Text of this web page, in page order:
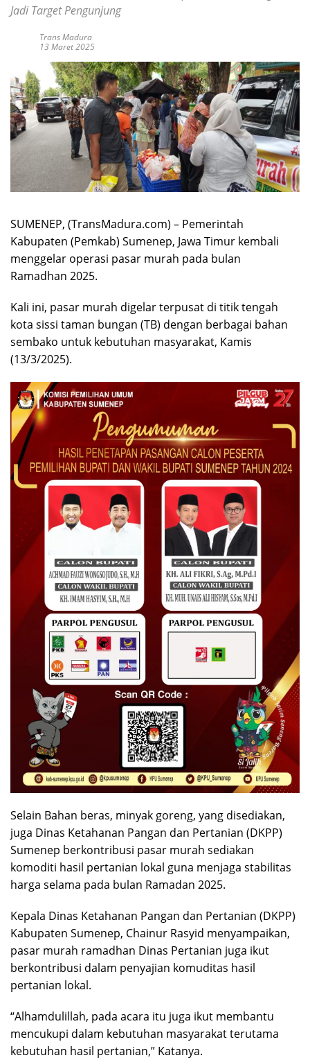
Jadi Target Pengunjung
Trans Madura
13 Maret 2025
SUMENEP, (TransMadura.com) – Pemerintah
Kabupaten (Pemkab) Sumenep, Jawa Timur kembali
menggelar operasi pasar murah pada bulan
Ramadhan 2025.
Kali ini, pasar murah digelar terpusat di titik tengah
kota sissi taman bungan (TB) dengan berbagai bahan
sembako untuk kebutuhan masyarakat, Kamis
(13/3/2025).
Selain Bahan beras, minyak goreng, yang disediakan,
juga Dinas Ketahanan Pangan dan Pertanian (DKPP)
Sumenep berkontribusi pasar murah sediakan
komoditi hasil pertanian lokal guna menjaga stabilitas
harga selama pada bulan Ramadan 2025.
Kepala Dinas Ketahanan Pangan dan Pertanian (DKPP)
Kabupaten Sumenep, Chainur Rasyid menyampaikan,
pasar murah ramadhan Dinas Pertanian juga ikut
berkontribusi dalam penyajian komuditas hasil
pertanian lokal.
“Alhamdulillah, pada acara itu juga ikut membantu
mencukupi dalam kebutuhan masyarakat terutama
kebutuhan hasil pertanian,” Katanya.